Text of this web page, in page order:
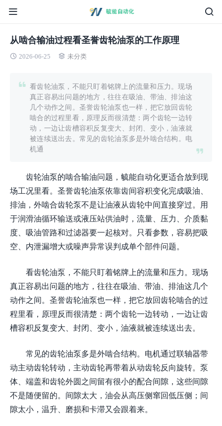
从啮合输油过程看圣誉齿轮油泵的工作原理
2026-06-25 未分类
看齿轮油泵，不能只盯着铭牌上的流量和压力。现场
真正容易出问题的地方，往往在吸油、带油、排油这
几个动作之间。圣誉齿轮油泵也一样，把它放回齿轮
啮合的过程里看，原理反而很清楚：两个齿轮一边转
动，一边让齿槽容积反复变大、封闭、变小，油液就
被连续送出去。常见的齿轮油泵多是外啮合结构。电
机通
齿轮油泵的啮合输油问题，毓能自动化更适合放到现
场工况里看。圣誉齿轮油泵依靠齿间容积变化完成吸油、
排油，外啮合齿轮泵不是让油液从齿轮中间直接穿过。用
于润滑油循环输送或液压站供油时，流量、压力、介质黏
度、吸油管路和过滤器要一起核对。只看参数，容易把吸
空、内泄漏增大或噪声异常误判成单个部件问题。
看齿轮油泵，不能只盯着铭牌上的流量和压力。现场
真正容易出问题的地方，往往在吸油、带油、排油这几个
动作之间。圣誉齿轮油泵也一样，把它放回齿轮啮合的过
程里看，原理反而很清楚：两个齿轮一边转动，一边让齿
槽容积反复变大、封闭、变小，油液就被连续送出去。
常见的齿轮油泵多是外啮合结构。电机通过联轴器带
动主动齿轮转动，主动齿轮再带着从动齿轮反向旋转。泵
体、端盖和齿轮外圆之间留有很小的配合间隙，这些间隙
不是随便留的。间隙太大，油会从高压侧窜回低压侧；间
隙太小，温升、磨损和卡滞又会跟着来。